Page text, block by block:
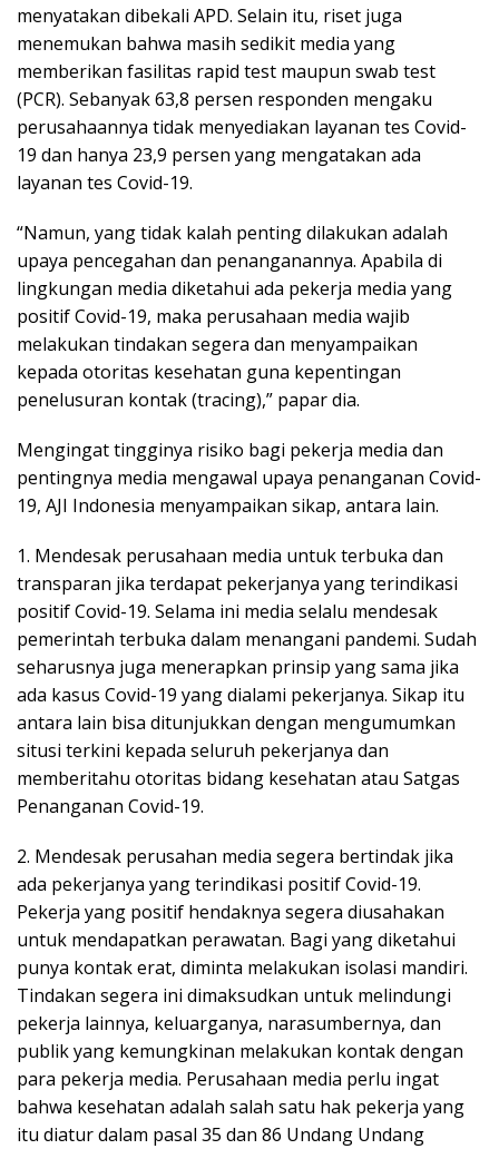
menyatakan dibekali APD. Selain itu, riset juga
menemukan bahwa masih sedikit media yang
memberikan fasilitas rapid test maupun swab test
(PCR). Sebanyak 63,8 persen responden mengaku
perusahaannya tidak menyediakan layanan tes Covid-
19 dan hanya 23,9 persen yang mengatakan ada
layanan tes Covid-19.
“Namun, yang tidak kalah penting dilakukan adalah
upaya pencegahan dan penanganannya. Apabila di
lingkungan media diketahui ada pekerja media yang
positif Covid-19, maka perusahaan media wajib
melakukan tindakan segera dan menyampaikan
kepada otoritas kesehatan guna kepentingan
penelusuran kontak (tracing),” papar dia.
Mengingat tingginya risiko bagi pekerja media dan
pentingnya media mengawal upaya penanganan Covid-
19, AJI Indonesia menyampaikan sikap, antara lain.
1. Mendesak perusahaan media untuk terbuka dan
transparan jika terdapat pekerjanya yang terindikasi
positif Covid-19. Selama ini media selalu mendesak
pemerintah terbuka dalam menangani pandemi. Sudah
seharusnya juga menerapkan prinsip yang sama jika
ada kasus Covid-19 yang dialami pekerjanya. Sikap itu
antara lain bisa ditunjukkan dengan mengumumkan
situsi terkini kepada seluruh pekerjanya dan
memberitahu otoritas bidang kesehatan atau Satgas
Penanganan Covid-19.
2. Mendesak perusahan media segera bertindak jika
ada pekerjanya yang terindikasi positif Covid-19.
Pekerja yang positif hendaknya segera diusahakan
untuk mendapatkan perawatan. Bagi yang diketahui
punya kontak erat, diminta melakukan isolasi mandiri.
Tindakan segera ini dimaksudkan untuk melindungi
pekerja lainnya, keluarganya, narasumbernya, dan
publik yang kemungkinan melakukan kontak dengan
para pekerja media. Perusahaan media perlu ingat
bahwa kesehatan adalah salah satu hak pekerja yang
itu diatur dalam pasal 35 dan 86 Undang Undang